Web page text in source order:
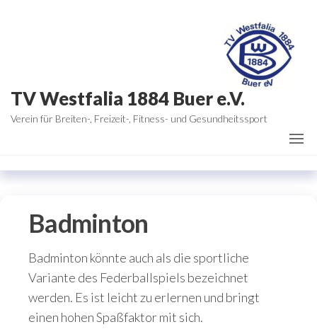
TV Westfalia 1884 Buer e.V.
Verein für Breiten-, Freizeit-, Fitness- und Gesundheitssport
Badminton
Badminton könnte auch als die sportliche
Variante des Federballspiels bezeichnet
werden. Es ist leicht zu erlernen und bringt
einen hohen Spaßfaktor mit sich.